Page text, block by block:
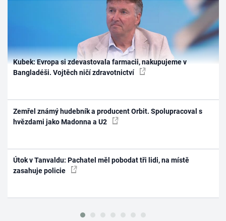
Kubek: Evropa si zdevastovala farmacii, nakupujeme v
Bangladéši. Vojtěch ničí zdravotnictví
Zemřel známý hudebník a producent Orbit. Spolupracoval s
hvězdami jako Madonna a U2
Útok v Tanvaldu: Pachatel měl pobodat tři lidi, na místě
zasahuje policie